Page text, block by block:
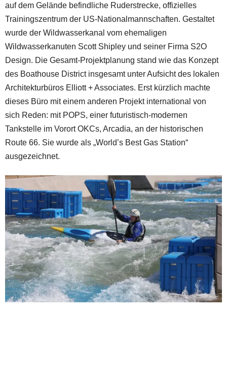
auf dem Gelände befindliche Ruderstrecke, offizielles
Trainingszentrum der US-Nationalmannschaften. Gestaltet
wurde der Wildwasserkanal vom ehemaligen
Wildwasserkanuten Scott Shipley und seiner Firma S2O
Design. Die Gesamt-Projektplanung stand wie das Konzept
des Boathouse District insgesamt unter Aufsicht des lokalen
Architekturbüros Elliott + Associates. Erst kürzlich machte
dieses Büro mit einem anderen Projekt international von
sich Reden: mit POPS, einer futuristisch-modernen
Tankstelle im Vorort OKCs, Arcadia, an der historischen
Route 66. Sie wurde als „World’s Best Gas Station“
ausgezeichnet.